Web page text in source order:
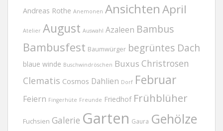
Andreas Rothe Anemonen AnsichtenApril
Atelier August Auswahl Azaleen Bambus
Bambusfest Baumwürger begrüntes Dach
blaue winde Buschwindröschen Buxus Christrosen
Clematis Cosmos Dahlien Dorf Februar
Feiern Fingerhüte Freunde Friedhof Frühblüher
Fuchsien Galerie Garten Gaura Gehölze